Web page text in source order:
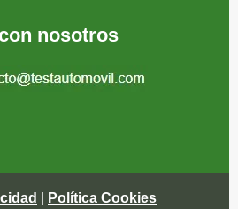
nosotros
Política Cookies